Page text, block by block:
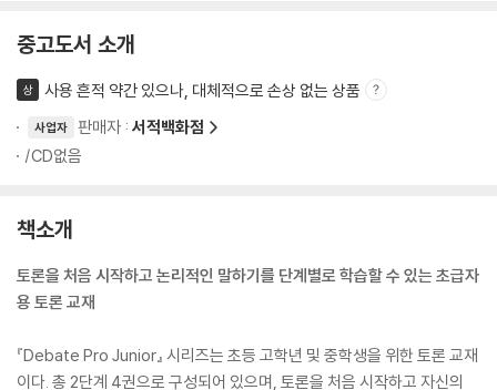
중고도서 소개
상 사용 흔적 약간 있으나, 대체적으로 손상 없는 상품
사업자 판매자 : 서적백화점
/CD없음
책소개
토론을 처음 시작하고 논리적인 말하기를 단계별로 학습할 수 있는 초급자
용 토론 교재
『Debate Pro Junior』 시리즈는 초등 고학년 및 중학생을 위한 토론 교재
이다. 총 2단계 4권으로 구성되어 있으며, 토론을 처음 시작하고 자신의